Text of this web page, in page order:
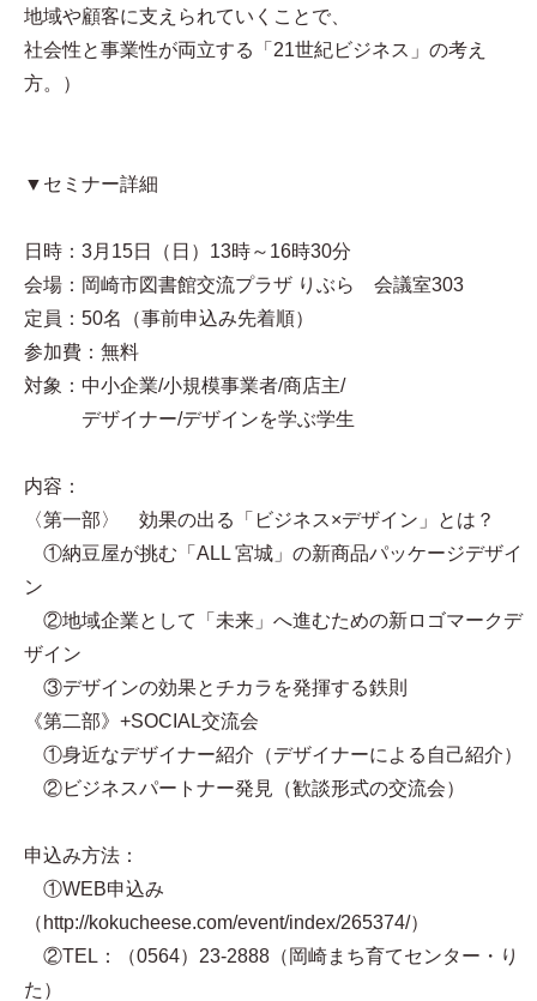
地域や顧客に支えられていくことで、
社会性と事業性が両立する「21世紀ビジネス」の考え
方。）
▼セミナー詳細
日時：3月15日（日）13時～16時30分
会場：岡崎市図書館交流プラザ りぶら 会議室303
定員：50名（事前申込み先着順）
参加費：無料
対象：中小企業/小規模事業者/商店主/
デザイナー/デザインを学ぶ学生
内容：
〈第一部〉 効果の出る「ビジネス×デザイン」とは？
①納豆屋が挑む「ALL 宮城」の新商品パッケージデザイ
ン
②地域企業として「未来」へ進むための新ロゴマークデ
ザイン
③デザインの効果とチカラを発揮する鉄則
《第二部》+SOCIAL交流会
①身近なデザイナー紹介（デザイナーによる自己紹介）
②ビジネスパートナー発見（歓談形式の交流会）
申込み方法：
①WEB申込み
（http://kokucheese.com/event/index/265374/）
②TEL：（0564）23-2888（岡崎まち育てセンター・り
た）